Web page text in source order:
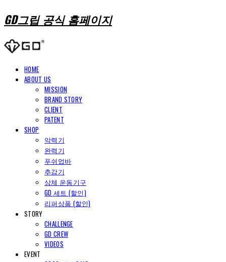
GD그립 공식 홈페이지
HOME
ABOUT US
MISSION
BRAND STORY
CLIENT
PATENT
SHOP
악력기
완력기
푸쉬업바
추감기
상체 운동기구
GD 세트 (할인)
리퍼상품 (할인)
STORY
CHALLENGE
GD CREW
VIDEOS
EVENT